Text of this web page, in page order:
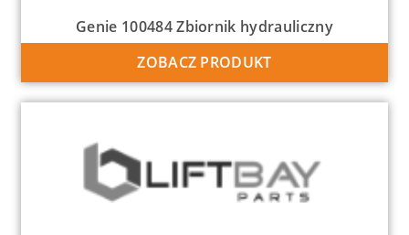
Genie 100484 Zbiornik hydrauliczny
ZOBACZ PRODUKT